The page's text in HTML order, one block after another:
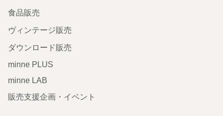
食品販売
ヴィンテージ販売
ダウンロード販売
minne PLUS
minne LAB
販売支援企画・イベント